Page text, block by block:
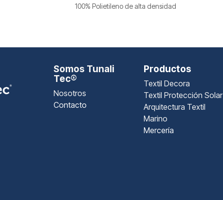
100% Polietileno de alta densidad
Somos Tunali
Tec®
Nosotros
Contacto
Productos
Textil Decora
Textil Protección Solar
Arquitectura Textil
Marino
Mercería